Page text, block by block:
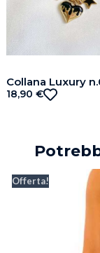
Collana Luxury
18,90 €
Offerta!